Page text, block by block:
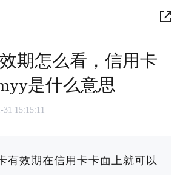
期怎么看，信用卡
是什么意思
31 15:15:11
有效期在信用卡卡面上就可以